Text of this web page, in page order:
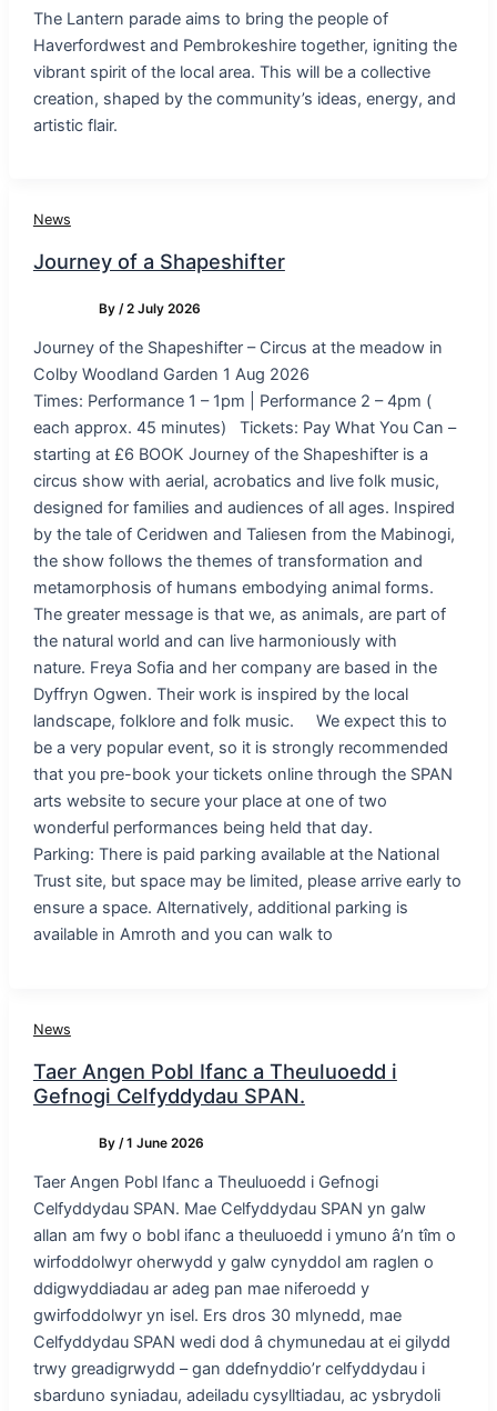
The Lantern parade aims to bring the people of
Haverfordwest and Pembrokeshire together, igniting the
vibrant spirit of the local area. This will be a collective
creation, shaped by the community’s ideas, energy, and
artistic flair.
News
Journey of a Shapeshifter
By /2 July 2026
Journey of the Shapeshifter – Circus at the meadow in
Colby Woodland Garden 1 Aug 2026
Times: Performance 1 – 1pm | Performance 2 – 4pm (
each approx. 45 minutes) Tickets: Pay What You Can –
starting at £6 BOOK Journey of the Shapeshifter is a
circus show with aerial, acrobatics and live folk music,
designed for families and audiences of all ages. Inspired
by the tale of Ceridwen and Taliesen from the Mabinogi,
the show follows the themes of transformation and
metamorphosis of humans embodying animal forms.
The greater message is that we, as animals, are part of
the natural world and can live harmoniously with
nature. Freya Sofia and her company are based in the
Dyffryn Ogwen. Their work is inspired by the local
landscape, folklore and folk music. We expect this to
be a very popular event, so it is strongly recommended
that you pre-book your tickets online through the SPAN
arts website to secure your place at one of two
wonderful performances being held that day.
Parking: There is paid parking available at the National
Trust site, but space may be limited, please arrive early to
ensure a space. Alternatively, additional parking is
available in Amroth and you can walk to
News
Taer Angen Pobl Ifanc a Theuluoedd i
Gefnogi Celfyddydau SPAN.
By /1 June 2026
Taer Angen Pobl Ifanc a Theuluoedd i Gefnogi
Celfyddydau SPAN. Mae Celfyddydau SPAN yn galw
allan am fwy o bobl ifanc a theuluoedd i ymuno â’n tîm o
wirfoddolwyr oherwydd y galw cynyddol am raglen o
ddigwyddiadau ar adeg pan mae niferoedd y
gwirfoddolwyr yn isel. Ers dros 30 mlynedd, mae
Celfyddydau SPAN wedi dod â chymunedau at ei gilydd
trwy greadigrwydd – gan ddefnyddio’r celfyddydau i
sbarduno syniadau, adeiladu cysylltiadau, ac ysbrydoli